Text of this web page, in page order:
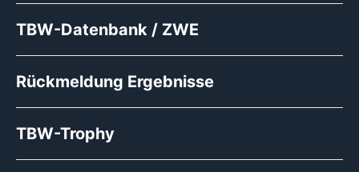
TBW-Datenbank / ZWE
Rückmeldung Ergebnisse
TBW-Trophy